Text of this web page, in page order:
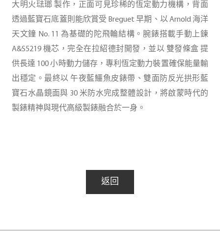
大明火琺瑯 製作，正面可見珍稀的恆定動力機構，背面
透過藍寶石底蓋則能欣賞受 Breguet 早期、以 Arnold 海洋
天文鐘 No. 11 為基礎的陀飛輪結構。腕錶搭載手動上鍊
A&S5219 機芯，完全在拉紹德封開發，並以 雙發條盒 提
供長達 100 小時動力儲存，專利恆定動力裝置確保能量輸
出穩定。最終以 午夜藍鱷魚皮錶帶、雙面防反光拱形藍
寶石水晶鏡面與 30 米防水完成整體設計，將啟蒙時代的
製錶精神與現代高級製錶融合於一身。
返回